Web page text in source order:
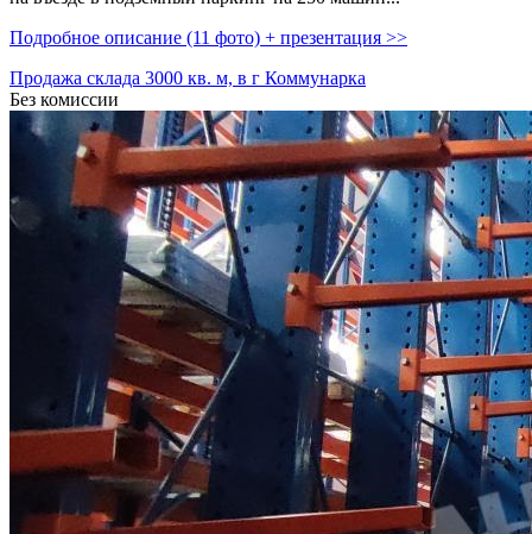
Подробное описание (11 фото) + презентация >>
Продажа склада 3000 кв. м, в г Коммунарка
Без комиссии